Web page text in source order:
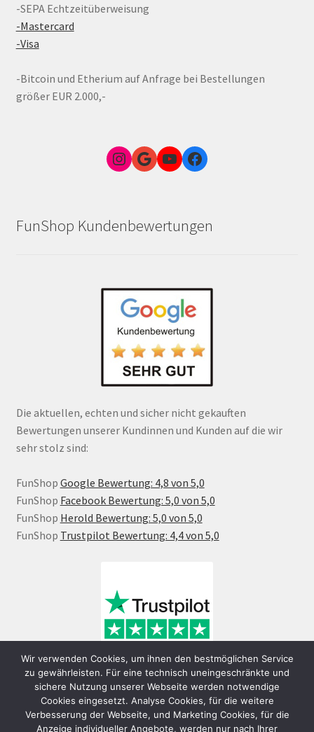
-SEPA Echtzeitüberweisung
-Mastercard
-Visa
-Bitcoin und Etherium auf Anfrage bei Bestellungen
größer EUR 2.000,-
Instagram
Google Link zum FunShop WienYouTubeFacebook
FunShop Kundenbewertungen
Die aktuellen, echten und sicher nicht gekauften
Bewertungen unserer Kundinnen und Kunden auf die wir
sehr stolz sind:
FunShop Google Bewertung: 4,8 von 5,0
FunShop Facebook Bewertung: 5,0 von 5,0
FunShop Herold Bewertung: 5,0 von 5,0
FunShop Trustpilot Bewertung: 4,4 von 5,0
Wir verwenden Cookies, um ihnen den bestmöglichen Service
zu gewährleisten. Für eine technisch uneingeschränkte und
sichere Nutzung unserer Webseite werden notwendige
Cookies eingesetzt. Analyse Cookies, für die weitere
Verbesserung der Webseite, und Marketing Cookies, für die
Anzeige individueller Angebote, werden nur nach Ihrer